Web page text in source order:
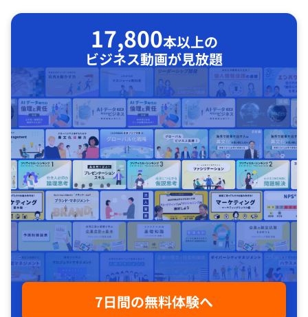
17,800本以上の
ビジネス動画が見放題
7日間の無料体験へ